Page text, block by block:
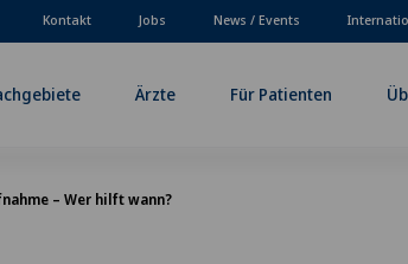
Kontakt Jobs News / Events
Ärzte Für Patienten
– Wer hilft wann?